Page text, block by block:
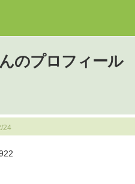
のプロフィール
24